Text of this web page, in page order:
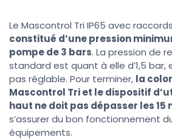
Le Mascontrol Tri IP65 avec raccords
constitué d’une pression
pompe de 3 bars. La pression de
standard est quant à elle d’1,5 bar,
pas réglable. Pour terminer, la
Mascontrol Tri et le dispositif
haut ne doit pas dépasser les 15
s’assurer du bon fonctionnement
équipements.